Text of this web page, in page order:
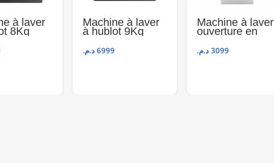
à laver
8Kg
Machine à laver
à hublot 9Kg
SAMSUNG
WD90K6410
6999 د.م.
Machine à laver
ouverture en
Arthur martin
3099 د.م.